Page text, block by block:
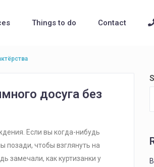
Things to do Contact
досуга без
Если вы когда-нибудь
позади, чтобы взглянуть на
замечали, как куртизанки у